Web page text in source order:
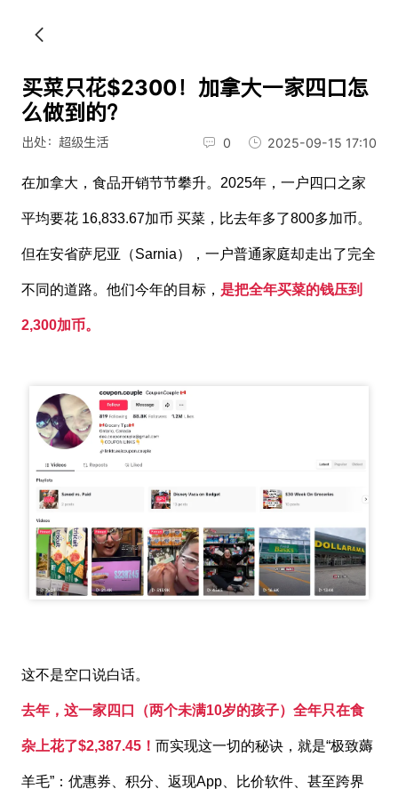
买菜只花$2300！加拿大一家四口怎
么做到的？
出处：超级生活 0 2025-09-15 17:10
在加拿大，食品开销节节攀升。2025年，一户四口之家
平均要花 16,833.67加币 买菜，比去年多了800多加币。
但在安省萨尼亚（Sarnia），一户普通家庭却走出了完全
不同的道路。他们今年的目标， 是把全年买菜的钱压到
2,300加币。
这不是空口说白话。
去年，这一家四口（两个未满10岁的孩子）全年只在食
杂上花了$2,387.45！ 而实现这一切的秘诀，就是“极致薅
羊毛”：优惠券、积分、返现App、比价软件、甚至跨界